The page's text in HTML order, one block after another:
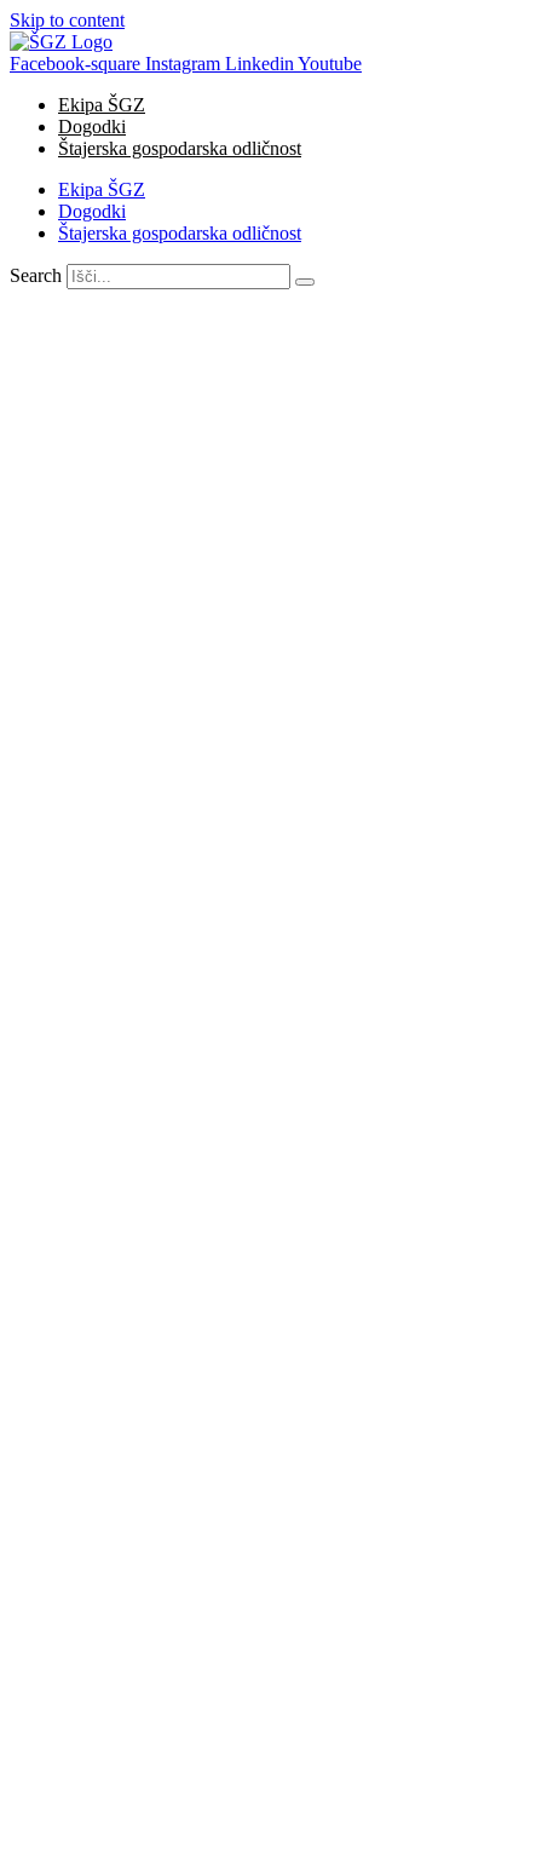
Skip to content
Facebook-square Instagram Linkedin Youtube
Ekipa ŠGZ
Dogodki
Štajerska gospodarska odličnost
Ekipa ŠGZ
Dogodki
Štajerska gospodarska odličnost
Search